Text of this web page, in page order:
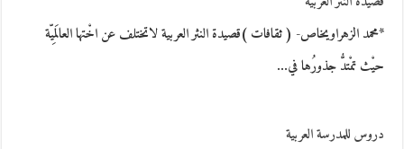
*محمد الزهراويخاص- ( ثقافات )قصيدة النثر العربية لاتختلف عن اخْتها العالَمِيّة
حيْث تمْتدُّ جذورُها في…
دروس للمدرسة العربية